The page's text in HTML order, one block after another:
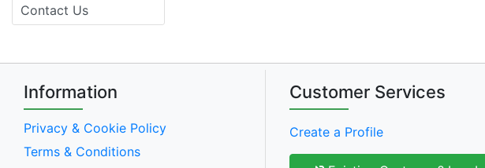
Contact Us
Information
Privacy & Cookie Policy
Terms & Conditions
Customer Services
Create a Profile